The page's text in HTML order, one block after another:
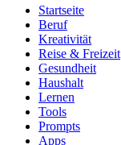
Startseite
Beruf
Kreativität
Reise & Freizeit
Gesundheit
Haushalt
Lernen
Tools
Prompts
Apps